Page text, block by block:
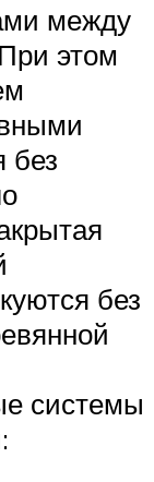
между
этом
без
без
системы